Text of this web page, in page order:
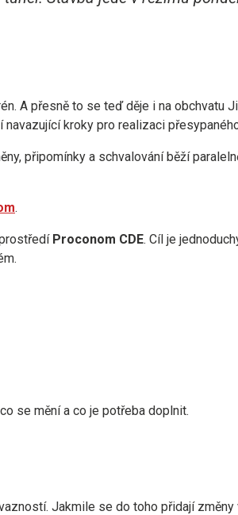
A přesně to se teď děje i na obchvatu
kroky pro realizaci
připomínky a schvalování běží
.
Proconom CDE. Cíl je
se mění a co je potřeba doplnit.
Jakmile se do toho přidají změny